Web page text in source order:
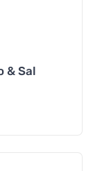
& Sal